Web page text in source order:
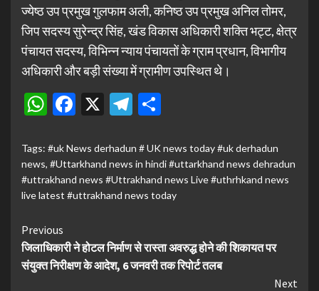
ज्येष्ठ उप प्रमुख गुलफाम अली, कनिष्ठ उप प्रमुख अनिल तोमर,
जिप सदस्य सुरेन्द्र सिंह, खंड विकास अधिकारी शक्ति भट्ट, क्षेत्र
पंचायत सदस्य, विभिन्न न्याय पंचायतों के ग्राम प्रधान, विभागीय
अधिकारी और बड़ी संख्या में ग्रामीण उपस्थित थे।
WhatsApp
Facebook
X Telegram
Tags: #uk News derhadun # UK news today #uk derhadun
news, #Uttarkhand news in hindi #uttarkhand news dehradun
#uttrakhand news #Uttrakhand news Live #uthrhkand news
live latest #uttrakhand news today
Continue
Reading
Previous
जिलाधिकारी ने होटल निर्माण से रास्ता अवरुद्ध होने की शिकायत पर
संयुक्त निरीक्षण के आदेश, 6 जनवरी तक रिपोर्ट तलब
Next